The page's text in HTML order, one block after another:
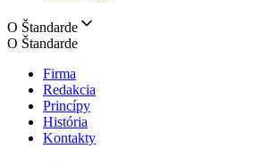
O Štandarde
O Štandarde
Firma
Redakcia
Princípy
História
Kontakty